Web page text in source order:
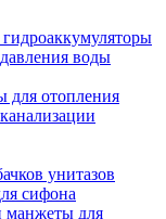
воды
для отопления
унитазов
сифона
манжеты для